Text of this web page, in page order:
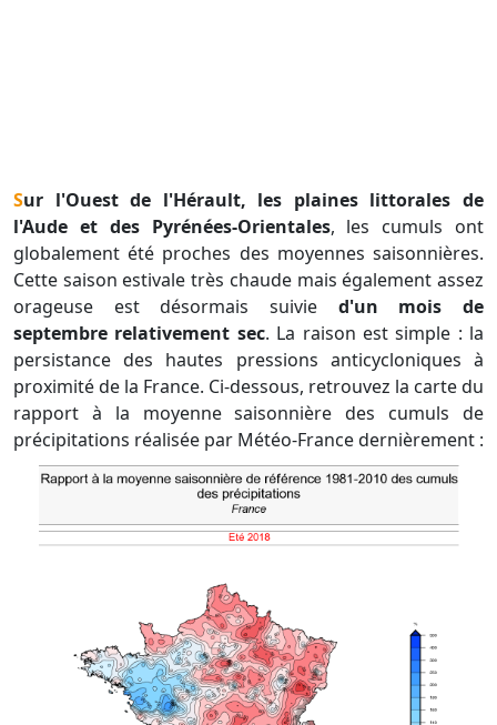
Sur l'Ouest de l'Hérault, les plaines littorales de
l'Aude et des Pyrénées-Orientales, les cumuls ont
globalement été proches des moyennes saisonnières.
Cette saison estivale très chaude mais également assez
orageuse est désormais suivie d'un mois de
septembre relativement sec. La raison est simple : la
persistance des hautes pressions anticycloniques à
proximité de la France. Ci-dessous, retrouvez la carte du
rapport à la moyenne saisonnière des cumuls de
précipitations réalisée par Météo-France dernièrement :